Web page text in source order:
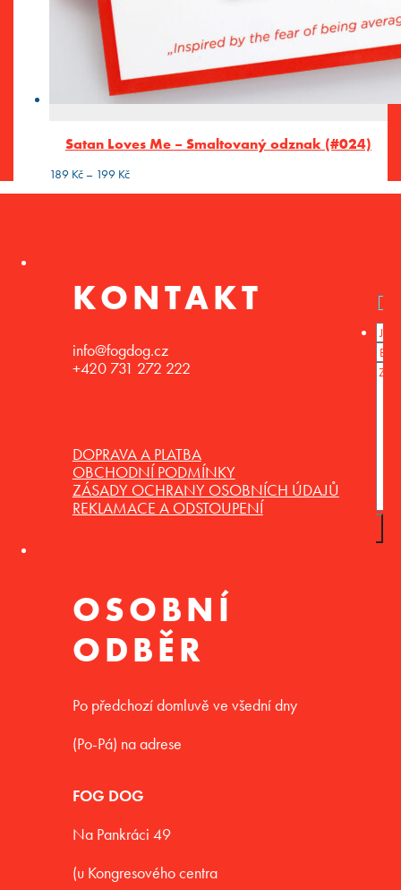
Satan Loves Me – Smaltovaný odznak (#024)
189 Kč – 199 KčRozpětí
KONTAKT
info@fogdog.cz
+420 731 272 222
DOPRAVA A PLATBA
OBCHODNÍ PODMÍNKY
ZÁSADY OCHRANY OSOBNÍCH ÚDAJŮ
REKLAMACE A ODSTOUPENÍ
OSOBNÍ
ODBĚR
Po předchozí domluvě ve všední dny
(Po-Pá) na adrese
FOG DOG
Na Pankráci 49
(u Kongresového centra